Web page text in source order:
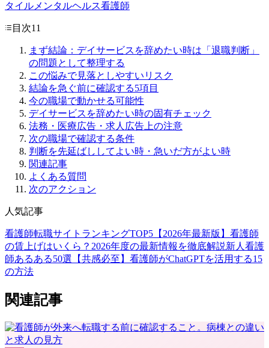
タイル メンタルヘルス看護師
目次11
まず結論：デイサービスを辞めたい時は「退職判断」
の問題として整理する
この悩みで見落としやすいリスク
結論を急ぐ前に確認する5項目
今の職場で動かせる可能性
デイサービスを辞めたい時の固有チェック
法務・医療広告・求人広告上の注意
次の職場で確認する条件
判断を先延ばししてよい時・急いだ方がよい時
関連記事
よくある質問
次のアクション
人気記事
看護師転職サイトランキングTOP5【2026年最新版】 看護師
の賃上げはいくら？2026年度の最新情報を徹底解説新人看護
師あるある50選【共感必至】 看護師がChatGPTを活用する15
の方法
関連記事